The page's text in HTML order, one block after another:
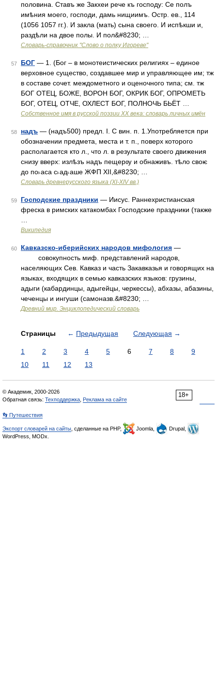
половина. Ставъ же Закхеи рече къ господу: Се полъ
имѣния моего, господи, дамь нищиимъ. Остр. ев., 114
(1056 1057 гг.). И закла (мать) сына своего. И испѣкши и,
раздѣли на двое полы. И пол&#8230; …
Словарь-справочник "Слово о полку Игореве"
57 БОГ — 1. (Бог – в монотеистических религиях – единое
верховное существо, создавшее мир и управляющее им; тж
в составе сочет. междометного и оценочного типа; см. тж
БОГ ОТЕЦ, БОЖЕ, ВОРОН БОГ, ОКРИК БОГ, ОПРОМЕТЬ
БОГ, ОТЕЦ, ОТЧЕ, ОХЛЕСТ БОГ, ПОЛНОЧЬ БЬЁТ …
Собственное имя в русской поэзии XX века: словарь личных имён
58 надъ — (надъ500) предл. I. С вин. п. 1.Употребляется при
обозначении предмета, места и т. п., поверх которого
располагается кто л., что л. в результате своего движения
снизу вверх: излѣзъ надъ пещерѹ и обнаживъ. тѣло своѥ
до по˫аса с˫ад˫аше ЖФП XII,&#8230; …
Словарь древнерусского языка (XI-XIV вв.)
59 Господские праздники — Иисус. Раннехристианская
фреска в римских катакомбах Господские праздники (также
Википедия
60 Кавказско-иберийских народов мифология —
совокупность миф. представлений народов,
населяющих Сев. Кавказ и часть Закавказья и говорящих на
языках, входящих в семью кавказских языков: грузины,
адыги (кабардинцы, адыгейцы, черкессы), абхазы, абазины,
чеченцы и ингуши (самоназв.&#8230; …
Древний мир. Энциклопедический словарь
Страницы ← Предыдущая Следующая →
1 2 3 4 5 6 7 8
9
10
11 12 13
18+
© Академик, 2000-2026
Обратная связь: Техподдержка Реклама на сайте
👣 Путешествия
Экспорт словарей на сайты , сделанные на PHP, Joomla,
Drupal,
WordPress, MODx.